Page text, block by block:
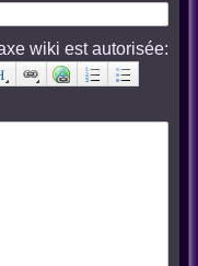
wiki est autorisée: